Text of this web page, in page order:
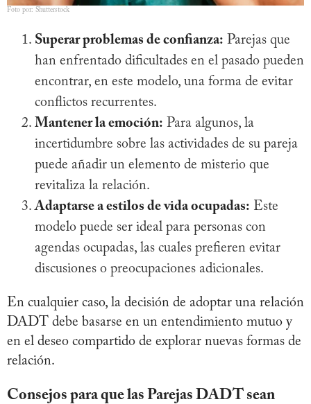
Foto por: Shutterstock
Superar problemas de confianza: Parejas que
han enfrentado dificultades en el pasado pueden
encontrar, en este modelo, una forma de evitar
conflictos recurrentes.
Mantener la emoción: Para algunos, la
incertidumbre sobre las actividades de su pareja
puede añadir un elemento de misterio que
revitaliza la relación.
Adaptarse a estilos de vida ocupadas: Este
modelo puede ser ideal para personas con
agendas ocupadas, las cuales prefieren evitar
discusiones o preocupaciones adicionales.
En cualquier caso, la decisión de adoptar una relación
DADT debe basarse en un entendimiento mutuo y
en el deseo compartido de explorar nuevas formas de
relación.
Consejos para que las Parejas DADT sean